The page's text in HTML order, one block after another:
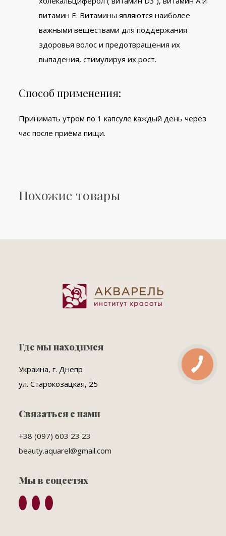
витамин Е. Витамины являются наиболее
важными веществами для поддержания
здоровья волос и предотвращения их
выпадения, стимулируя их рост.
Способ применения:
Принимать утром по 1 капсуле каждый день через
час после приёма пищи.
Похожие товары
Где мы находимся
Украина, г. Днепр
ул. Старокозацкая, 25
Связаться с нами
+38 (097) 603 23 23
beauty.aquarel@gmail.com
Мы в соцсетях